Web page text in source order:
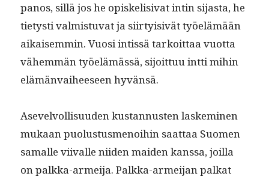
panos, sil­lä jos he opiske­li­si­vat intin sijas­ta, he
tietysti valmis­tu­vat ja siir­ty­i­sivät työelämään
aikaisem­min. Vuosi intis­sä tarkoit­taa vuot­ta
vähem­män työelämässä, sijoit­tuu int­ti mihin
elämän­vai­heeseen hyvänsä.
Asevelvol­lisu­u­den kus­tan­nusten laskem­i­nen
mukaan puo­lus­tus­menoi­hin saat­taa Suomen
samalle viivalle niiden maid­en kanssa, joil­la
on palk­ka-armei­ja. Palk­ka-armei­jan palkat